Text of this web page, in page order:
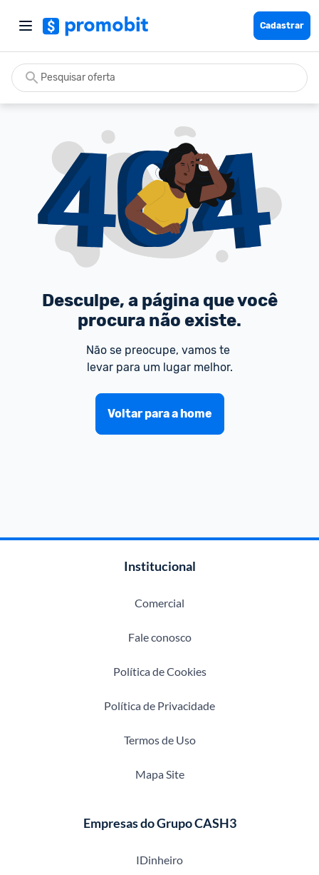
Cadastrar
Desculpe, a página que você
procura não existe.
Não se preocupe, vamos te
levar para um lugar melhor.
Voltar para a home
Institucional
Comercial
Fale conosco
Política de Cookies
Política de Privacidade
Termos de Uso
Mapa Site
Empresas do Grupo CASH3
IDinheiro